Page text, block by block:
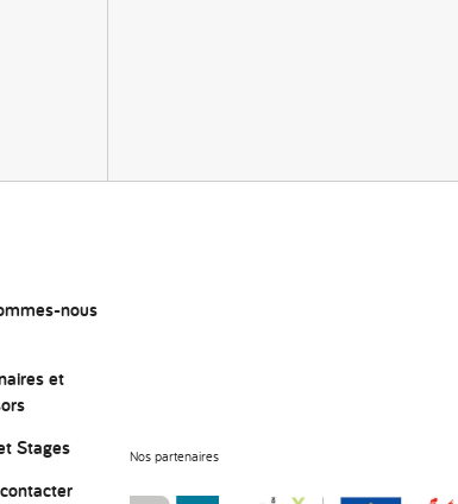
nous
et
Stages
Nos partenaires